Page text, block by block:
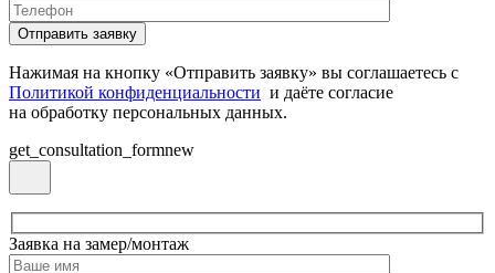
Нажимая на кнопку «Отправить заявку» вы соглашаетесь с
Политикой конфиденциальности и даёте согласие
на обработку персональных данных.
get_consultation_formnew
Заявка на замер/монтаж